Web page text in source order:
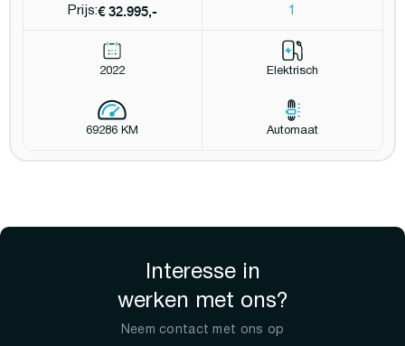
Prijs:€ 32.995,- 1
2022 Elektrisch
69286 KM Automaat
Interesse in
werken met ons?
Neem contact met ons op